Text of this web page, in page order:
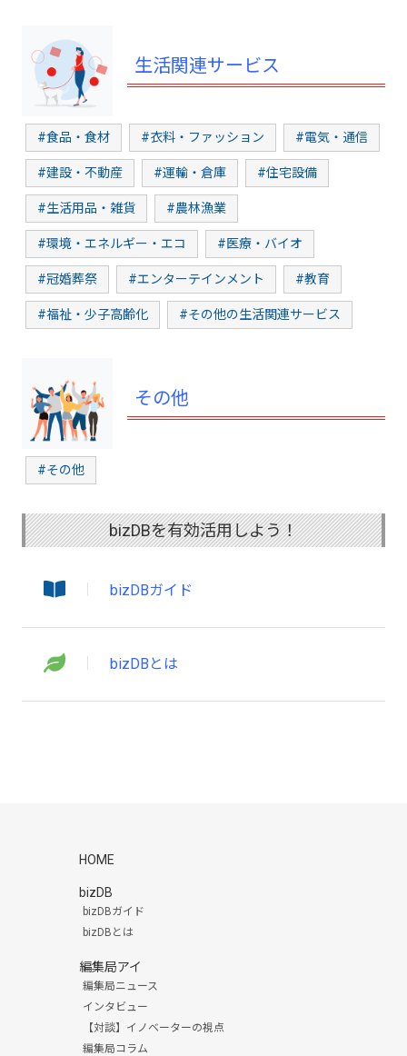
生活関連サービス
#食品・食材 #衣料・ファッション #電気・通信
#建設・不動産 #運輸・倉庫 #住宅設備
#生活用品・雑貨 #農林漁業
#環境・エネルギー・エコ #医療・バイオ
#冠婚葬祭 #エンターテインメント #教育
#福祉・少子高齢化 #その他の生活関連サービス
その他
#その他
bizDBを有効活用しよう！
bizDBガイド
bizDBとは
HOME
bizDB
bizDBガイド
bizDBとは
編集局アイ
編集局ニュース
インタビュー
【対談】イノベーターの視点
編集局コラム